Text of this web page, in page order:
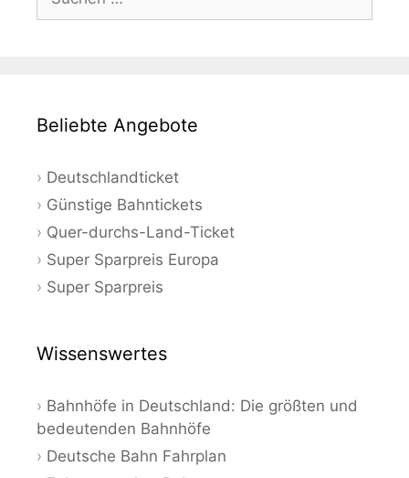
nach:
Beliebte Angebote
Deutschlandticket
Günstige Bahntickets
Quer-durchs-Land-Ticket
Super Sparpreis Europa
Super Sparpreis
Wissenswertes
Bahnhöfe in Deutschland: Die größten und
bedeutenden Bahnhöfe
Deutsche Bahn Fahrplan